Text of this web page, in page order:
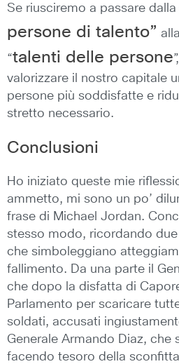
Se riusciremo a passare dalla
persone di talento”
“talenti delle persone
valorizzare il nostro capitale
persone più soddisfatte e
stretto necessario.
Conclusioni
Ho iniziato queste mie
ammetto, mi sono un po’
frase di Michael Jordan.
stesso modo, ricordando
che simboleggiano
fallimento. Da una parte il
che dopo la disfatta di
Parlamento per scaricare
soldati, accusati
Generale Armando Diaz, che
facendo tesoro della